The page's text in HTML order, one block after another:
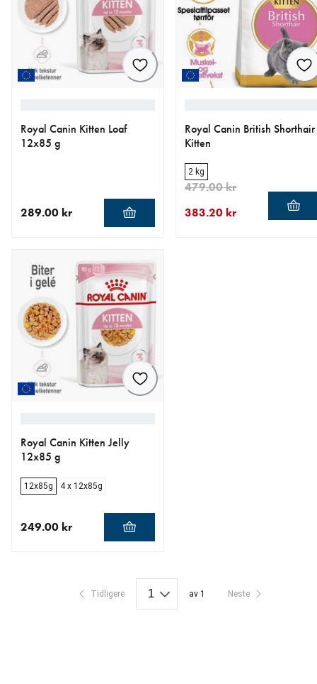
Royal Canin Kitten Loaf
12x85 g
289.00 kr
Royal Canin British Shorthair
Kitten
2 kg
383.20 kr
479.00 kr
Royal Canin Kitten Jelly
12x85 g
12x85g 4 x 12x85g
249.00 kr
Tidligere av 1 Neste